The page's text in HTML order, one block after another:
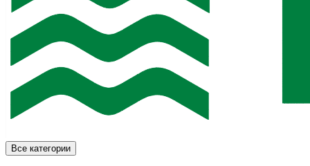
Все категории